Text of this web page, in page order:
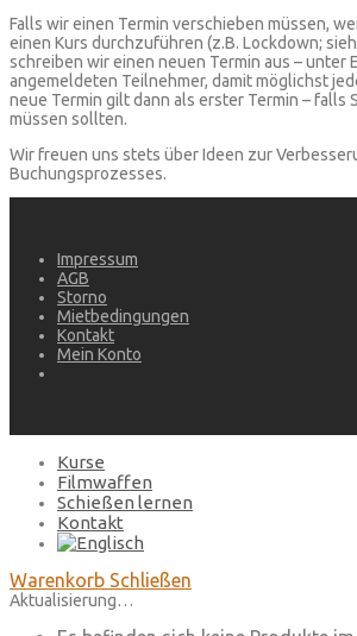
Falls wir einen Termin verschieben müssen,
einen Kurs durchzuführen (z.B. Lockdown;
schreiben wir einen neuen Termin aus – unter
angemeldeten Teilnehmer, damit möglichst
neue Termin gilt dann als erster Termin – falls
müssen sollten.
Wir freuen uns stets über Ideen zur
Buchungsprozesses.
Impressum
AGB
Storno
Mietbedingungen
Kontakt
Mein Konto
Kurse
Filmwaffen
Schießen lernen
Kontakt
Warenkorb Schließen
Aktualisierung…